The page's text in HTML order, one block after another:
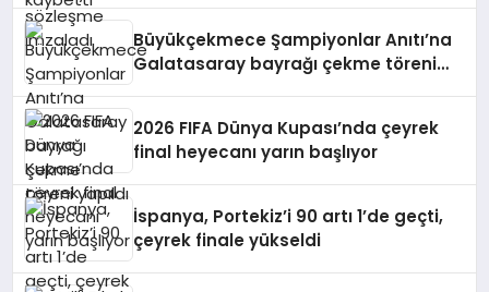
Büyükçekmece Şampiyonlar Anıtı’na
Galatasaray bayrağı çekme töreni
2026 FIFA Dünya Kupası’nda çeyrek
final heyecanı yarın başlıyor
İspanya, Portekiz’i 90 artı 1’de geçti,
çeyrek finale yükseldi